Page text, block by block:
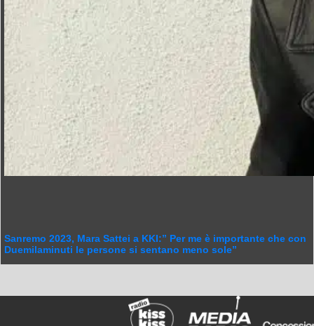
Sanremo 2023, Mara Sattei a KKI:” Per me è importante che con
Duemilaminuti le persone si sentano meno sole”